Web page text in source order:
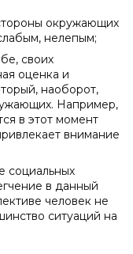
окружающих
нелепым;
своих
оценка и
наоборот,
Например,
в этот момент
внимание
социальных
в данный
человек не
ситуаций на